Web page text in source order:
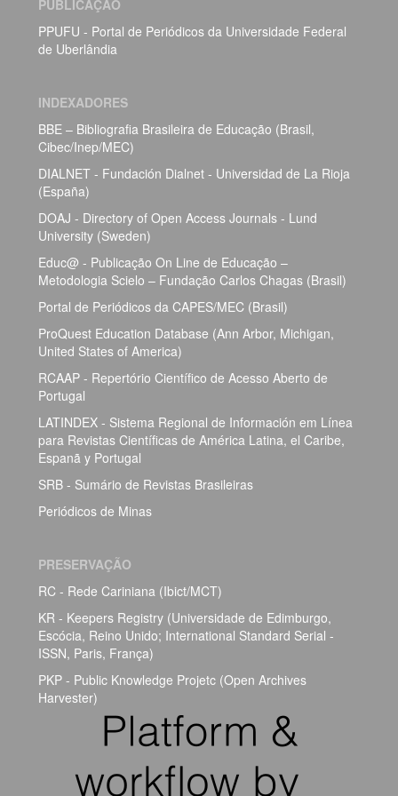
PUBLICAÇÃO
PPUFU - Portal de Periódicos da Universidade Federal
de Uberlândia
INDEXADORES
BBE – Bibliografia Brasileira de Educação (Brasil,
Cibec/Inep/MEC)
DIALNET - Fundación Dialnet - Universidad de La Rioja
(España)
DOAJ - Directory of Open Access Journals - Lund
University (Sweden)
Educ@ - Publicação On Line de Educação –
Metodologia Scielo – Fundação Carlos Chagas (Brasil)
Portal de Periódicos da CAPES/MEC (Brasil)
ProQuest Education Database (Ann Arbor, Michigan,
United States of America)
RCAAP - Repertório Científico de Acesso Aberto de
Portugal
LATINDEX - Sistema Regional de Información em Línea
para Revistas Científicas de América Latina, el Caribe,
Espanã y Portugal
SRB - Sumário de Revistas Brasileiras
Periódicos de Minas
PRESERVAÇÃO
RC - Rede Cariniana (Ibict/MCT)
KR - Keepers Registry (Universidade de Edimburgo,
Escócia, Reino Unido; International Standard Serial -
ISSN, Paris, França)
PKP - Public Knowledge Projetc (Open Archives
Harvester)